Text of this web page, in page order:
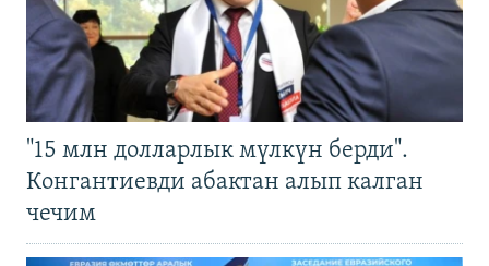
"15 млн долларлык мүлкүн берди".
Конгантиевди абактан алып калган
чечим